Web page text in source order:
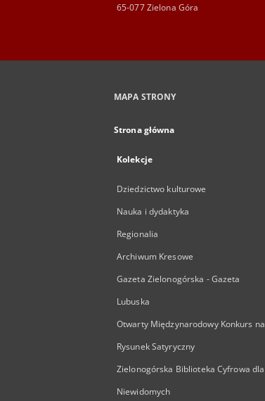
65-077 Zielona Góra
MAPA STRONY
Strona główna
Kolekcje
Dziedzictwo kulturowe
Nauka i dydaktyka
Regionalia
Archiwum Kresowe
Gazeta Zielonogórska - Gazeta
Lubuska
Otwarty Międzynarodowy Konkurs na
Rysunek Satyryczny
Zielonogórska Biblioteka Cyfrowa dla
Niewidomych